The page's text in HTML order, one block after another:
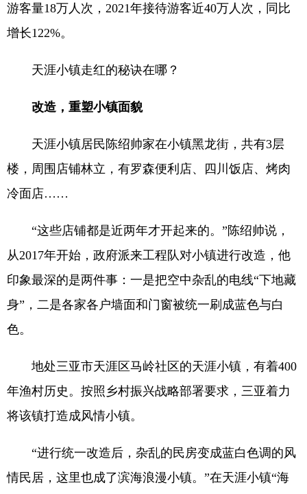
游客量18万人次，2021年接待游客近40万人次，同比
增长122%。
天涯小镇走红的秘诀在哪？
改造，重塑小镇面貌
天涯小镇居民陈绍帅家在小镇黑龙街，共有3层
楼，周围店铺林立，有罗森便利店、四川饭店、烤肉
冷面店……
“这些店铺都是近两年才开起来的。”陈绍帅说，
从2017年开始，政府派来工程队对小镇进行改造，他
印象最深的是两件事：一是把空中杂乱的电线“下地藏
身”，二是各家各户墙面和门窗被统一刷成蓝色与白
色。
地处三亚市天涯区马岭社区的天涯小镇，有着400
年渔村历史。按照乡村振兴战略部署要求，三亚着力
将该镇打造成风情小镇。
“进行统一改造后，杂乱的民房变成蓝白色调的风
情民居，这里也成了滨海浪漫小镇。”在天涯小镇“海